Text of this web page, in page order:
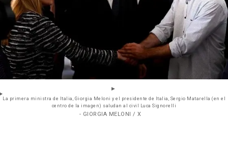
La primera ministra de Italia, Giorgia Meloni y el presidente de Italia, Sergio Matarella (en el
centro de la imagen) saludan al civil Luca Signorelli
- GIORGIA MELONI / X